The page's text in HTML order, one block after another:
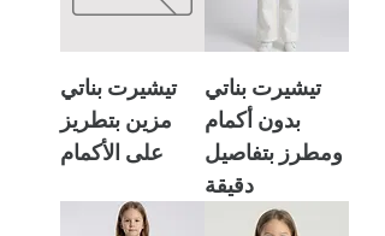
تيشيرت بناتي
بدون أكمام
ومطرز بتفاصيل
دقيقة
تيشيرت بناتي
مزين بتطريز
على الأكمام